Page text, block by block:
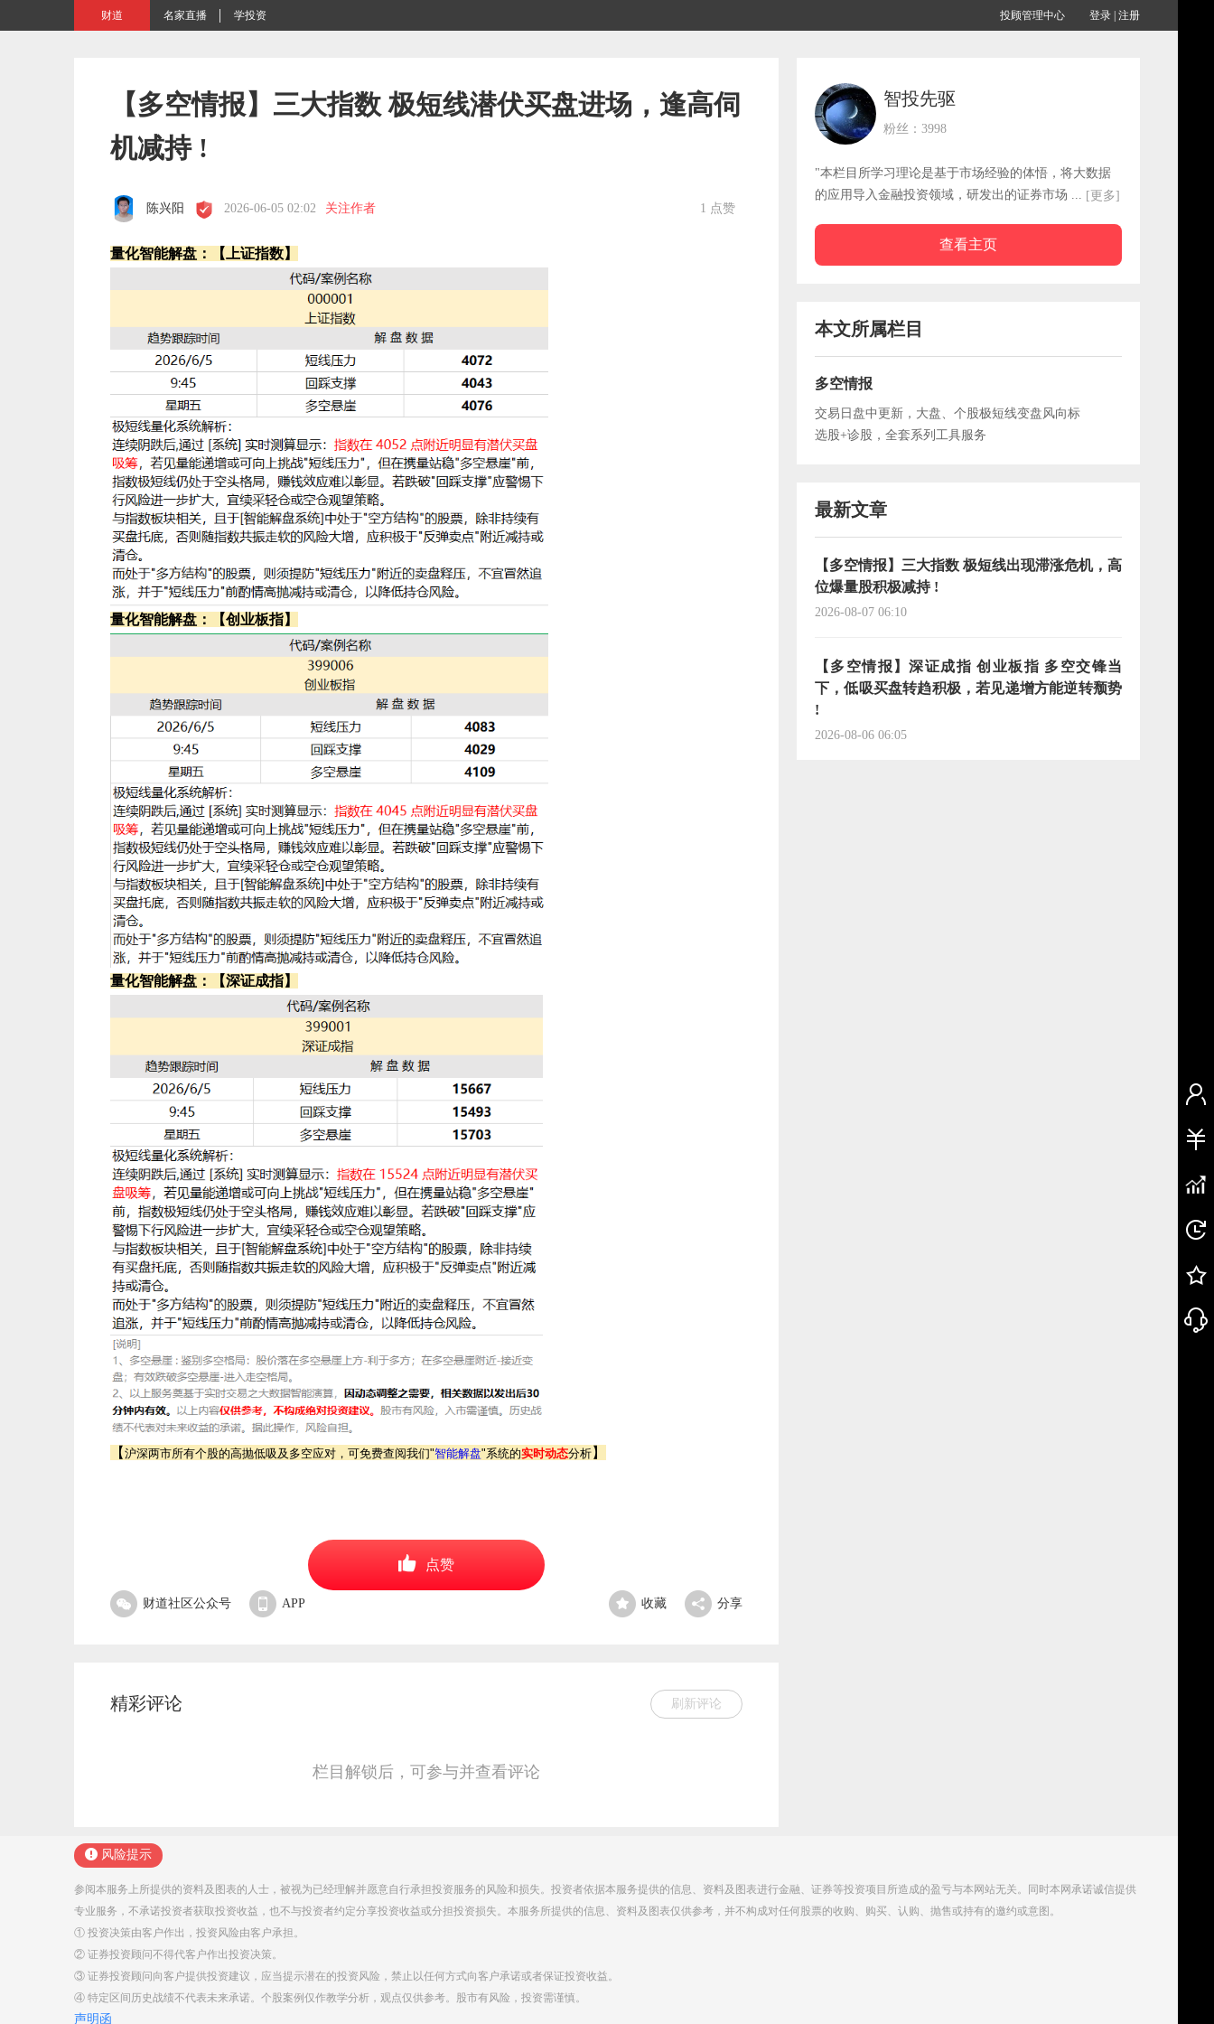
财道 名家直播 学投资 登录 注册
投顾管理中心
【多空情报】三大指数 极短线潜伏买盘进场，逢高伺
机减持 !
陈兴阳 2026-06-05 02:02 关注作者 1 点赞
量化智能解盘：【上证指数】
量化智能解盘：【创业板指】
量化智能解盘：【深证成指】
【 沪深两市所有个股的高抛低吸及多空应对，可免费查阅我们"智能解盘"系统的实时动态分析 】
点赞
财道社区公众号 APP 分享
收藏
精彩评论 刷新评论
栏目解锁后，可参与并查看评论
智投先驱
粉丝：3998
"本栏目所学习理论是基于市场经验的体悟，将大数据
的应用导入金融投资领域，研发出的证券市场 ... [更多]
查看主页
本文所属栏目
多空情报
交易日盘中更新，大盘、个股极短线变盘风向标
选股+诊股，全套系列工具服务
最新文章
【多空情报】三大指数 极短线出现滞涨危机，高
位爆量股积极减持 !
2026-08-07 06:10
【多空情报】深证成指 创业板指 多空交锋当
下，低吸买盘转趋积极，若见递增方能逆转颓势
!
2026-08-06 06:05
风险提示
参阅本服务上所提供的资料及图表的人士，被视为已经理解并愿意自行承担投资服务的风险和损失。投资者依据本服务提供的信息、资料及图表进行金融、证券等投资项目所造成的盈亏与本网站无关。同时本网承诺诚信提供
专业服务，不承诺投资者获取投资收益，也不与投资者约定分享投资收益或分担投资损失。本服务所提供的信息、资料及图表仅供参考，并不构成对任何股票的收购、购买、认购、抛售或持有的邀约或意图。
① 投资决策由客户作出，投资风险由客户承担。
② 证券投资顾问不得代客户作出投资决策。
③ 证券投资顾问向客户提供投资建议，应当提示潜在的投资风险，禁止以任何方式向客户承诺或者保证投资收益。
④ 特定区间历史战绩不代表未来承诺。个股案例仅作教学分析，观点仅供参考。股市有风险，投资需谨慎。
声明函